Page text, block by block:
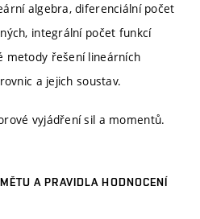
algebra, diferenciální počet
integrální počet funkcí
metody řešení lineárních
a jejich soustav.
vyjádření sil a momentů.
A PRAVIDLA HODNOCENÍ